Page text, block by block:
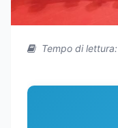
Tempo di